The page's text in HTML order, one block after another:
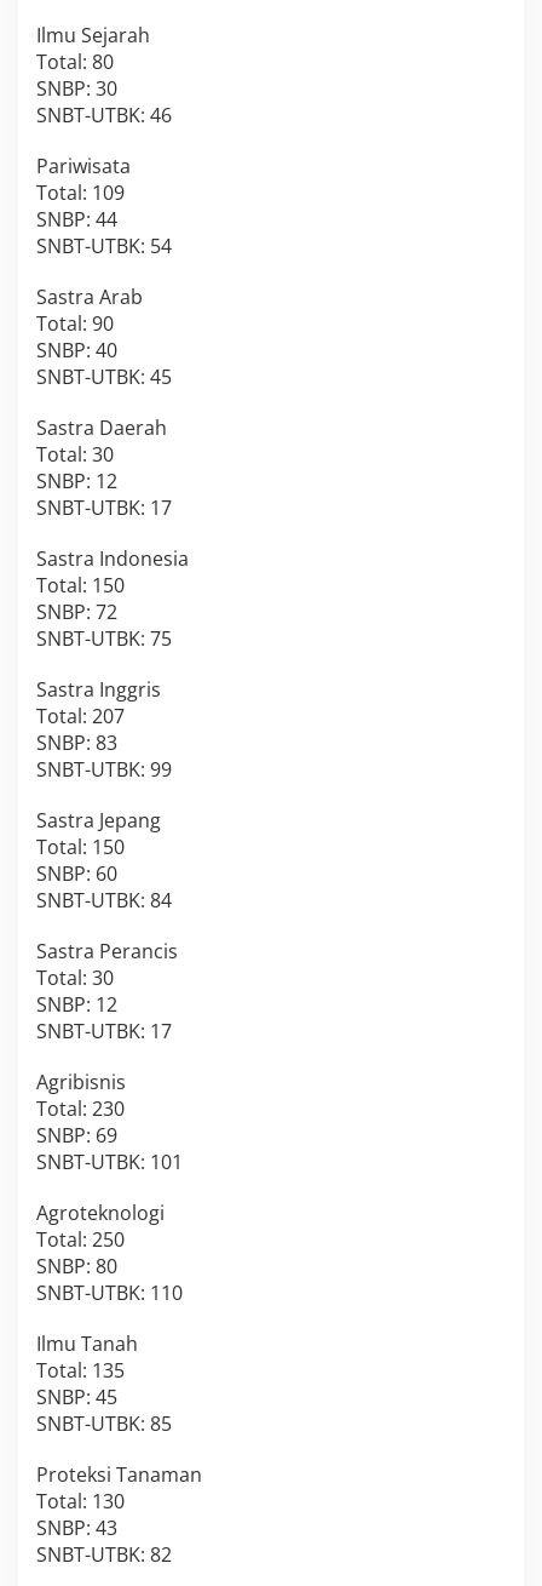
Ilmu Sejarah
Total: 80
SNBP: 30
SNBT-UTBK: 46
Pariwisata
Total: 109
SNBP: 44
SNBT-UTBK: 54
Sastra Arab
Total: 90
SNBP: 40
SNBT-UTBK: 45
Sastra Daerah
Total: 30
SNBP: 12
SNBT-UTBK: 17
Sastra Indonesia
Total: 150
SNBP: 72
SNBT-UTBK: 75
Sastra Inggris
Total: 207
SNBP: 83
SNBT-UTBK: 99
Sastra Jepang
Total: 150
SNBP: 60
SNBT-UTBK: 84
Sastra Perancis
Total: 30
SNBP: 12
SNBT-UTBK: 17
Agribisnis
Total: 230
SNBP: 69
SNBT-UTBK: 101
Agroteknologi
Total: 250
SNBP: 80
SNBT-UTBK: 110
Ilmu Tanah
Total: 135
SNBP: 45
SNBT-UTBK: 85
Proteksi Tanaman
Total: 130
SNBP: 43
SNBT-UTBK: 82